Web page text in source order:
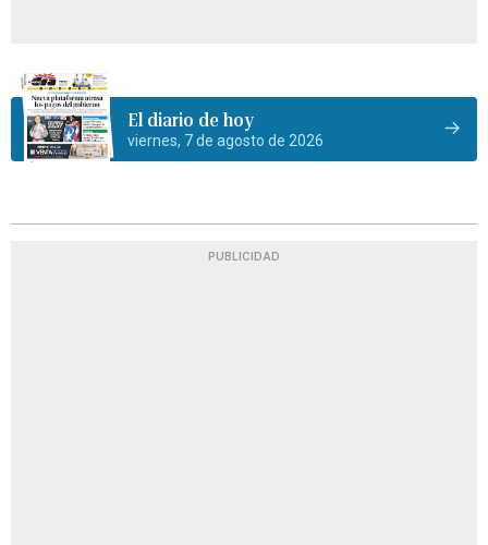
El diario de hoy
viernes, 7 de agosto de 2026
PUBLICIDAD